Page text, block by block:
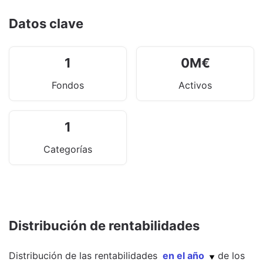
Datos clave
1
Fondos
0M€
Activos
1
Categorías
Distribución de rentabilidades
Distribución de las rentabilidades en el año
de los